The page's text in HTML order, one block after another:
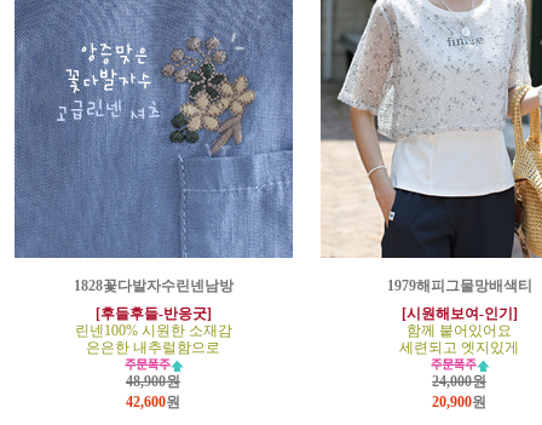
1828꽃다발자수린넨남방
[후들후들-반응굿]
린넨100% 시원한 소재감
은은한 내추럴함으로
48,900원
42,600원
1979해피그물망배색티
[시원해보여-인기]
함께 붙어있어요
세련되고 엣지있게
24,000원
20,900원